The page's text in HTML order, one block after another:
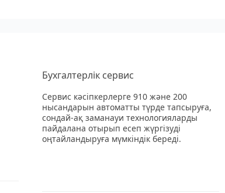
Бухгалтерлік сервис
Сервис кәсіпкерлерге 910 және 200
нысандарын автоматты түрде тапсыруға,
сондай-ақ заманауи технологияларды
пайдалана отырып есеп жүргізуді
оңтайландыруға мүмкіндік береді.